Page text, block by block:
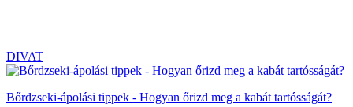
DIVAT
Bőrdzseki-ápolási tippek - Hogyan őrizd meg a kabát tartósságát?